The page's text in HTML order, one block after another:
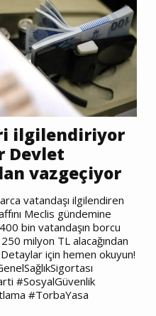
ilgilendiriyor
Devlet
vazgeçiyor
vatandaşı ilgilendiren
Meclis gündemine
bin vatandaşın borcu
milyon TL alacağından
için hemen okuyun!
#SosyalGüvenlik
#TorbaYasa